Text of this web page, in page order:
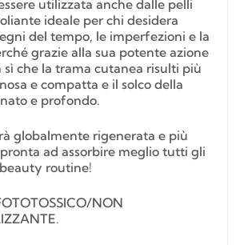
utilizzata anche dalle pelli
ideale per chi desidera
del tempo, le imperfezioni e la
grazie alla sua potente azione
che la trama cutanea risulti più
e compatta e il solco della
e profondo.
globalmente rigenerata e più
ad assorbire meglio tutti gli
routine!
NON